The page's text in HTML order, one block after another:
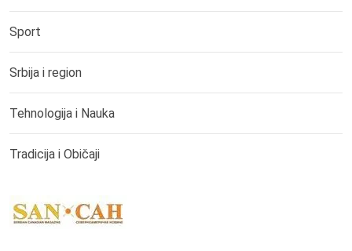
Sport
Srbija i region
Tehnologija i Nauka
Tradicija i Običaji